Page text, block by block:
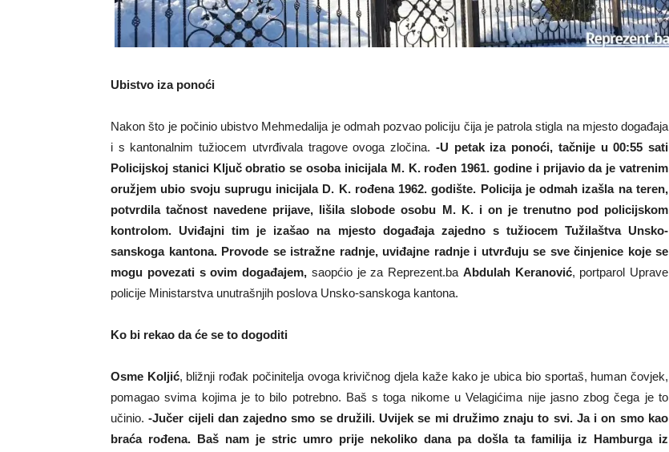
Ubistvo iza ponoći
Nakon što je počinio ubistvo Mehmedalija je odmah pozvao policiju čija je patrola stigla na mjesto događaja
i s kantonalnim tužiocem utvrđivala tragove ovoga zločina. -U petak iza ponoći, tačnije u 00:55 sati
Policijskoj stanici Ključ obratio se osoba inicijala M. K. rođen 1961. godine i prijavio da je vatrenim
oružjem ubio svoju suprugu inicijala D. K. rođena 1962. godište. Policija je odmah izašla na teren,
potvrdila tačnost navedene prijave, lišila slobode osobu M. K. i on je trenutno pod policijskom
kontrolom. Uviđajni tim je izašao na mjesto događaja zajedno s tužiocem Tužilaštva Unsko-
sanskoga kantona. Provode se istražne radnje, uviđajne radnje i utvrđuju se sve činjenice koje se
mogu povezati s ovim događajem, saopćio je za Reprezent.ba Abdulah Keranović, portparol Uprave
policije Ministarstva unutrašnjih poslova Unsko-sanskoga kantona.
Ko bi rekao da će se to dogoditi
Osme Koljić, bližnji rođak počinitelja ovoga krivičnog djela kaže kako je ubica bio sportaš, human čovjek,
pomagao svima kojima je to bilo potrebno. Baš s toga nikome u Velagićima nije jasno zbog čega je to
učinio.-Jučer cijeli dan zajedno smo se družili. Uvijek se mi družimo znaju to svi. Ja i on smo kao
braća rođena. Baš nam je stric umro prije nekoliko dana pa došla ta familija iz Hamburga iz